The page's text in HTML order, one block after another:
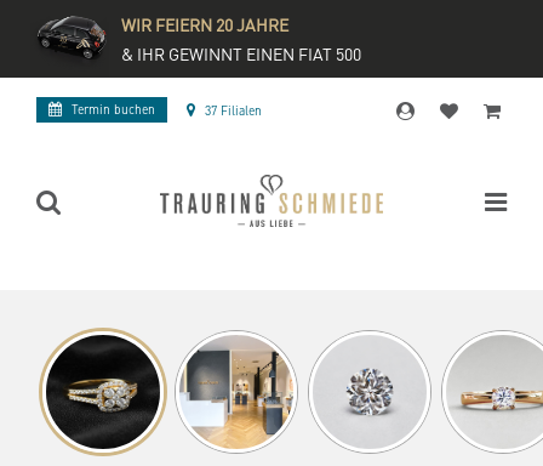
WIR FEIERN 20 JAHRE
& IHR GEWINNT EINEN FIAT 500
Termin buchen 37 Filialen